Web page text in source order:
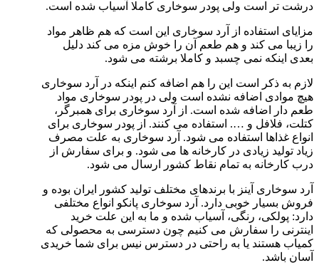
درشت تر است ولی پودر سوخاری کاملا آسیاب شده است.
مزایای استفاده از آرد سوخاری این است که هم ظاهر مواد
را زیبا می کند و هم طعم آن را خوش مزه می کند دلیل
بعدی اینکه نمی چسبد و کاملا برشته می شود.
لازم به ذکر است این را هم اضافه کنم اینکه در آرد سوخاری
هیچ موادی اضافه نشده است ولی در پودر سوخاری مواد
طعم دار اضافه شده است. از آرد سوخاری برای همبرگر،
کتلت، فلافل و …. استفاده می کنند. از پودر سوخاری برای
انواع غذاها استفاده می شود. آرد سوخاری به علت مصرف
زیاد تولید زیادی در کارخانه ها می شود. و برای سفارش از
درب کارخانه به تمام نقاط کشور ارسال می شود.
آرد سوخاری آینز با برندهای مختلف تولید کشور ایران بوده و
فروش بسیار خوبی دارد. آرد سوخاری پانکو انواع مختلفی
دارد: پولکی، رنگی، آسیاب شده و ما به این علت خرید
اینترنی را سفارش می کنیم چون دسترسی به محصولی که
کمیاب هستند یا به راحتی در دسترس نیس برای شما خریدی
آسان باشد.